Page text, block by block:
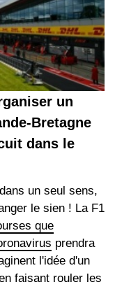
un
Bretagne
dans le
un seul sens,
le sien ! La F1
que
prendra
l'idée d'un
faisant rouler les